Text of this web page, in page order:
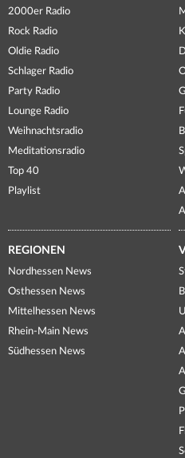
2000er Radio
Rock Radio
Oldie Radio
Schlager Radio
Party Radio
Lounge Radio
Weihnachtsradio
Meditationsradio
Top 40
Playlist
REGIONEN
Nordhessen News
Osthessen News
Mittelhessen News
Rhein-Main News
Südhessen News